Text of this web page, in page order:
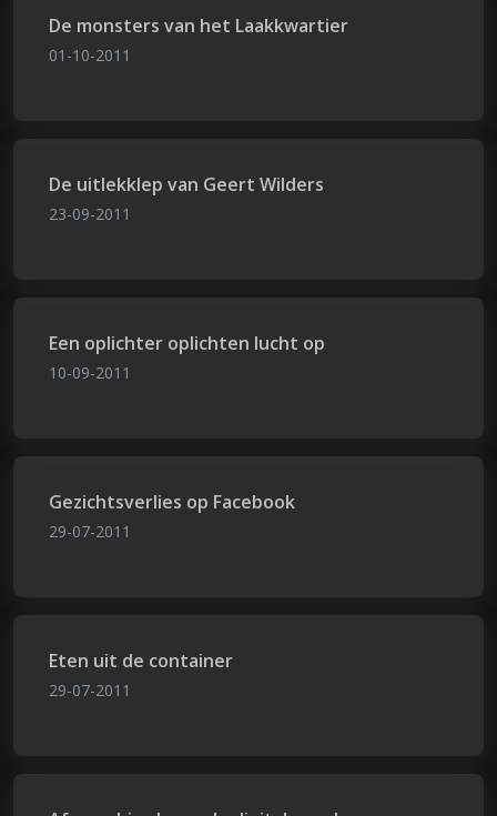
De monsters van het Laakkwartier
01-10-2011
De uitlekklep van Geert Wilders
23-09-2011
Een oplichter oplichten lucht op
10-09-2011
Gezichtsverlies op Facebook
29-07-2011
Eten uit de container
29-07-2011